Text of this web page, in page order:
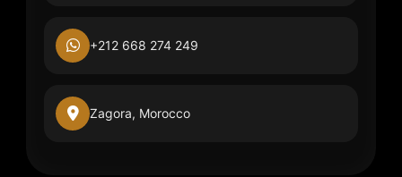
+212 668 274 249
Zagora, Morocco